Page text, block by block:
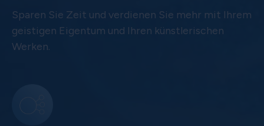
Sparen Sie Zeit und verdienen Sie mehr mit Ihrem
geistigen Eigentum und Ihren künstlerischen
Werken.